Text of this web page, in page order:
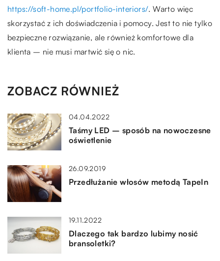
https://soft-home.pl/portfolio-interiors/. Warto więc
skorzystać z ich doświadczenia i pomocy. Jest to nie tylko
bezpieczne rozwiązanie, ale również komfortowe dla
klienta – nie musi martwić się o nic.
ZOBACZ RÓWNIEŻ
04.04.2022
Taśmy LED – sposób na nowoczesne
oświetlenie
26.09.2019
Przedłużanie włosów metodą TapeIn
19.11.2022
Dlaczego tak bardzo lubimy nosić
bransoletki?